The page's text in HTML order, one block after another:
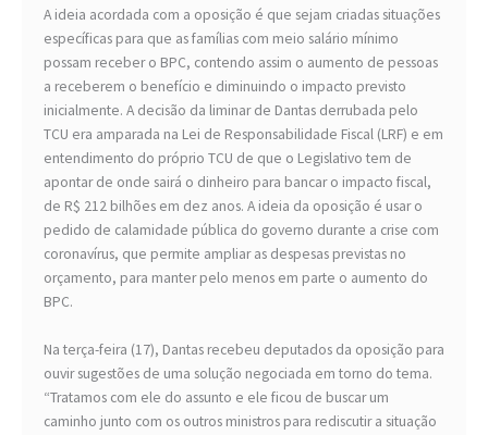
A ideia acordada com a oposição é que sejam criadas situações
específicas para que as famílias com meio salário mínimo
possam receber o BPC, contendo assim o aumento de pessoas
a receberem o benefício e diminuindo o impacto previsto
inicialmente. A decisão da liminar de Dantas derrubada pelo
TCU era amparada na Lei de Responsabilidade Fiscal (LRF) e em
entendimento do próprio TCU de que o Legislativo tem de
apontar de onde sairá o dinheiro para bancar o impacto fiscal,
de R$ 212 bilhões em dez anos. A ideia da oposição é usar o
pedido de calamidade pública do governo durante a crise com
coronavírus, que permite ampliar as despesas previstas no
orçamento, para manter pelo menos em parte o aumento do
BPC.
Na terça-feira (17), Dantas recebeu deputados da oposição para
ouvir sugestões de uma solução negociada em torno do tema.
“Tratamos com ele do assunto e ele ficou de buscar um
caminho junto com os outros ministros para rediscutir a situação